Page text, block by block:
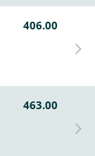
406.00
463.00